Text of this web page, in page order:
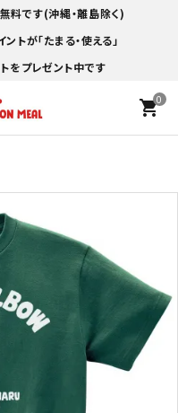
です(沖縄・離島除く)
トが「たまる・使える」
をプレゼント中です
0
shopping_cart